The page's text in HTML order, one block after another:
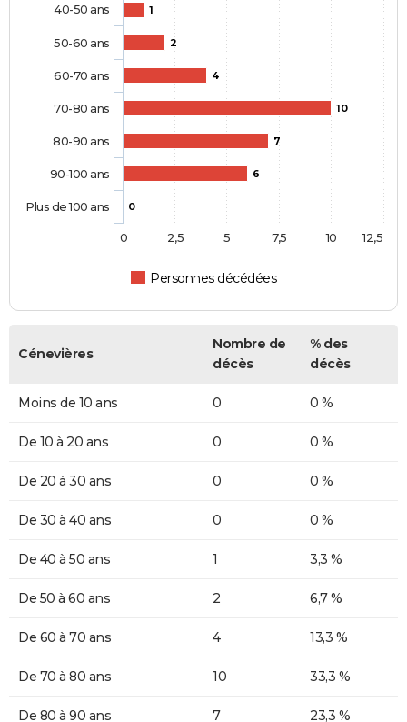
1
2
4
10
7
6
0
Personnes décédées
40-50 ans
50-60 ans
60-70 ans
70-80 ans
80-90 ans
90-100 ans
Plus de 100 ans
0 10
2,5 5 7,5 12,5
Cénevières
Nombre de
décès
% des
décès
Moins de 10 ans 0 0 %
De 10 à 20 ans 0 0 %
De 20 à 30 ans 0 0 %
De 30 à 40 ans 0 0 %
De 40 à 50 ans 1 3,3 %
De 50 à 60 ans 2 6,7 %
De 60 à 70 ans 4 13,3 %
De 70 à 80 ans 10 33,3 %
De 80 à 90 ans 7 23,3 %